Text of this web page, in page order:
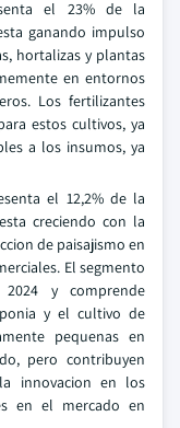
el 23% de la
ganando impulso
hortalizas y plantas
en entornos
Los fertilizantes
estos cultivos, ya
a los insumos, ya
el 12,2% de la
creciendo con la
de paisajismo en
El segmento
y comprende
y el cultivo de
pequenas en
pero contribuyen
innovacion en los
en el mercado en